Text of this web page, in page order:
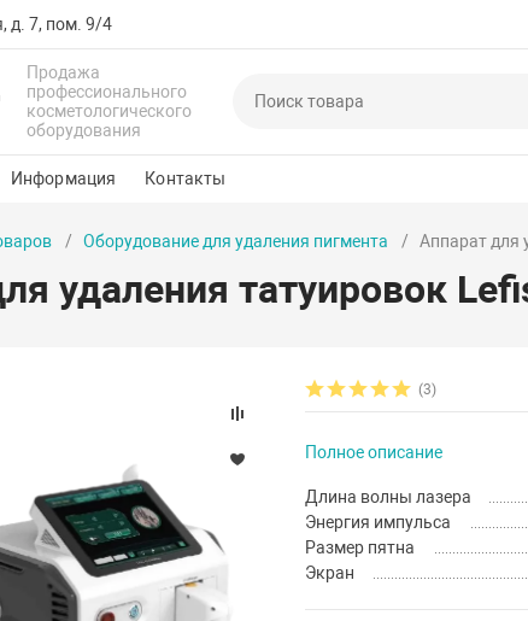
д. 7, пом. 9/4
Продажа
профессионального
косметологического
оборудования
Информация Контакты
Оборудование для удаления пигмента Аппарат для
удаления татуировок
(3)
Полное описание
Длина волны лазера
Энергия импульса
Размер пятна
Экран